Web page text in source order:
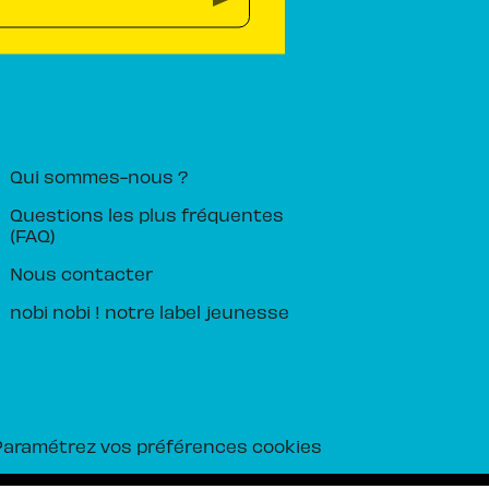
Qui sommes-nous ?
Questions les plus fréquentes
(FAQ)
Nous contacter
nobi nobi ! notre label jeunesse
vos préférences cookies